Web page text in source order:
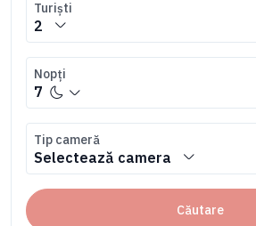
Turiști
2
Nopți
7
Tip cameră
Selectează camera
Căutare